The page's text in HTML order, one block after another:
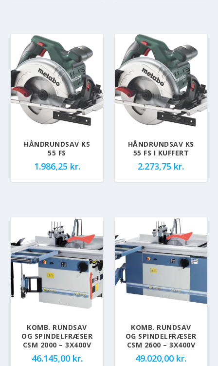
HÅNDRUNDSAV KS
55 FS
1.986,25 kr.
HÅNDRUNDSAV KS
55 FS I KUFFERT
2.273,75 kr.
KOMB. RUNDSAV
OG SPINDELFRÆSER
CSM 2000 – 3X400V
46.145,00 kr.
KOMB. RUNDSAV
OG SPINDELFRÆSER
CSM 2600 – 3X400V
49.020,00 kr.